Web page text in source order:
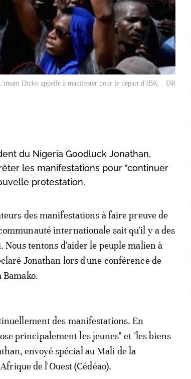
Dicko appelle à manifester pour le départ d'IBK. . DR
du Nigeria Goodluck Jonathan,
les manifestations pour "continuer
protestation.
des manifestations à faire preuve de
internationale sait qu'il y a des
tentons d'aider le peuple malien à
Jonathan lors d'une conférence de
des manifestations. En
principalement les jeunes" et "les biens
envoyé spécial au Mali de la
de l'Ouest (Cédéao).